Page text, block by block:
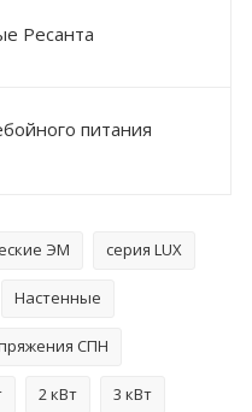
Ресанта
питания
ЭМ серия LUX
Настенные
СПН
2 кВт 3 кВт